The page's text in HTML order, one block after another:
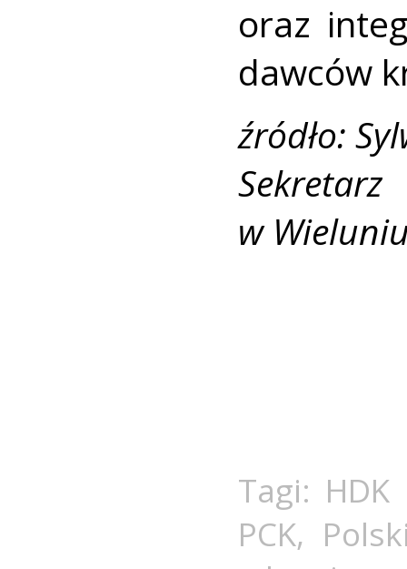
oraz
dawców
źródło:
w
Tagi: HDK
PCK,